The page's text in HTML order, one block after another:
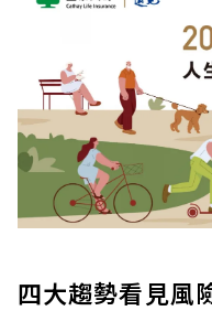
四大趨勢看見風